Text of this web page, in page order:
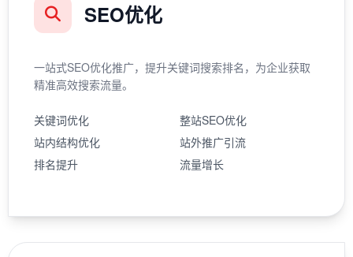
SEO优化
一站式SEO优化推广，提升关键词搜索排名，为企业获取
精准高效搜索流量。
关键词优化
整站SEO优化
站内结构优化
站外推广引流
排名提升
流量增长